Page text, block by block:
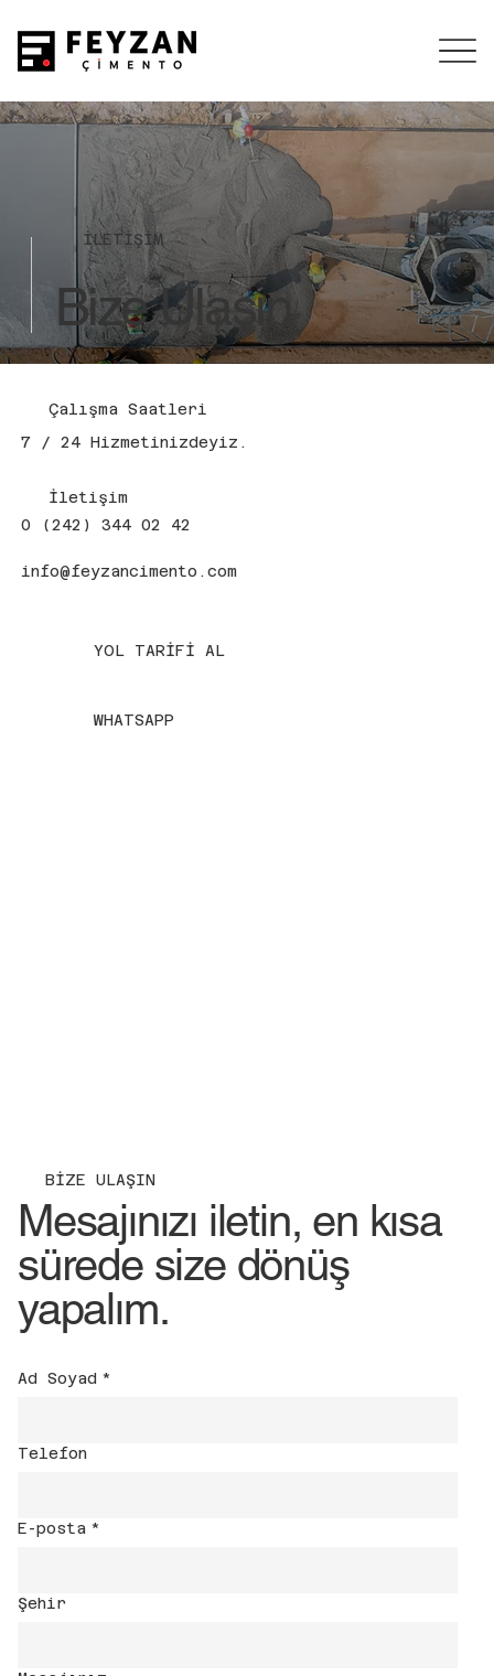
İLETİŞİM
Bize Ulaşın
Çalışma Saatleri
7 / 24 Hizmetinizdeyiz.
İletişim
0 (242) 344 02 42
info@feyzancimento.com
YOL TARİFİ AL
WHATSAPP
BİZE ULAŞIN
Mesajınızı iletin, en kısa
sürede size dönüş
yapalım.
Ad Soyad *
Telefon
E-posta *
Şehir